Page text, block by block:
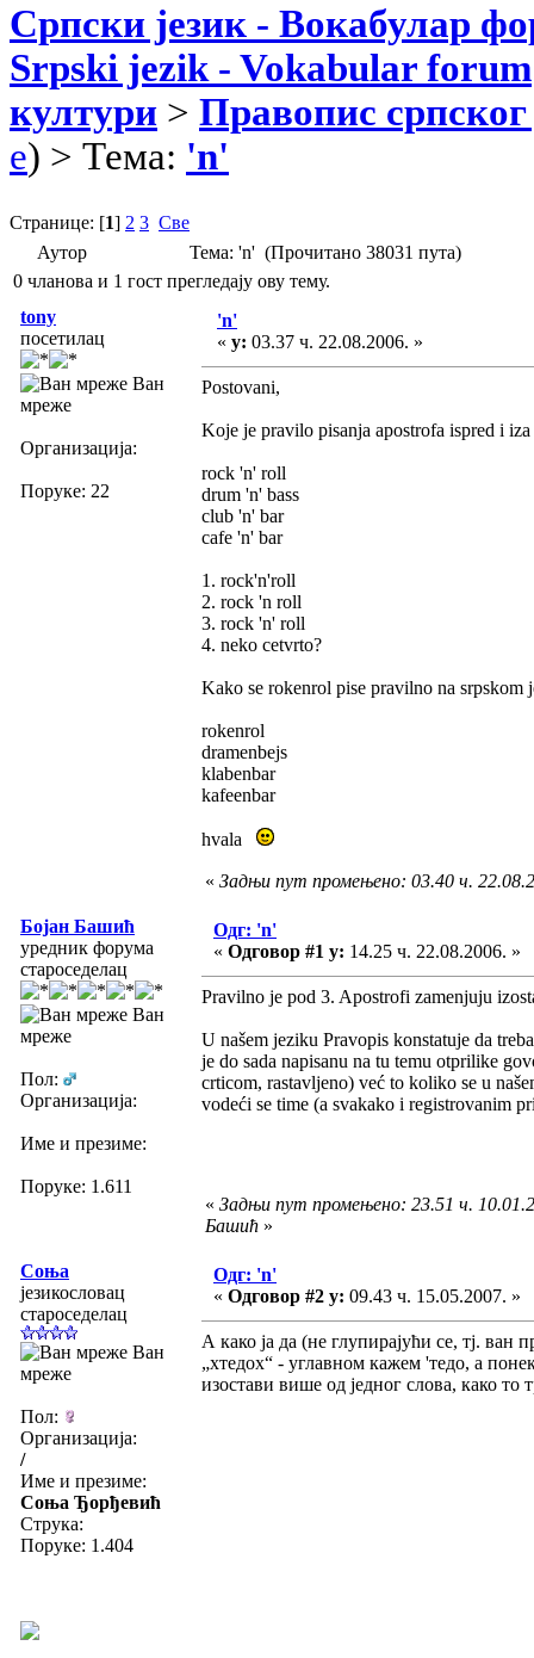
Српски језик - Вокабулар
Srpski jezik - Vokabular forum
култури > Правопис српског
e) > Тема: 'n'
Странице: [1] 2 3 Све
Аутор
Тема: 'n' (Прочитано 38031 пута)
0 чланова и 1 гост прегледају ову тему.
tony
посетилац
Ван
мреже
Организација:
Поруке: 22
'n'
« у: 03.37 ч. 22.08.2006. »
Postovani,
Koje je pravilo pisanja apostrofa ispred i
rock 'n' roll
drum 'n' bass
club 'n' bar
cafe 'n' bar
1. rock'n'roll
2. rock 'n roll
3. rock 'n' roll
4. neko cetvrto?
Kako se rokenrol pise pravilno na
rokenrol
dramenbejs
klabenbar
kafeenbar
hvala
« Задњи пут промењено: 03.40 ч.
Бојан Башић
уредник форума
староседелац
Ван
мреже
Пол:
Организација:
Име и презиме:
Поруке: 1.611
Одг: 'n'
« Одговор #1 у: 14.25 ч. 22.08.2006. »
Pravilno je pod 3. Apostrofi zamenjuju
U našem jeziku Pravopis konstatuje da
je do sada napisanu na tu temu otprilike
crticom, rastavljeno) već to koliko se u
vodeći se time (a svakako i registrovanim
« Задњи пут промењено: 23.51 ч.
Башић »
Соња
језикословац
староседелац
Ван
мреже
Пол:
Организација:
/
Име и презиме:
Соња Ђорђевић
Струка:
Поруке: 1.404
Одг: 'n'
« Одговор #2 у: 09.43 ч. 15.05.2007. »
А како ја да (не глупирајући се, тј.
„хтедох“ - углавном кажем 'тедо, а
изостави више од једног слова, како то